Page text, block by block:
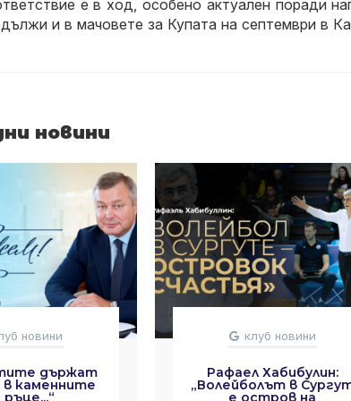
е в ход, особено актуален поради
и в мачовете за Купата на септември в
новини
новини
държат
каменните
клуб новини
Рафаел Хабибулин:
„Волейболът в